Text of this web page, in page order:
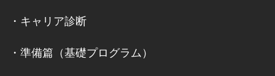
・ キャリア診断
・ 準備篇（基礎プログラム）